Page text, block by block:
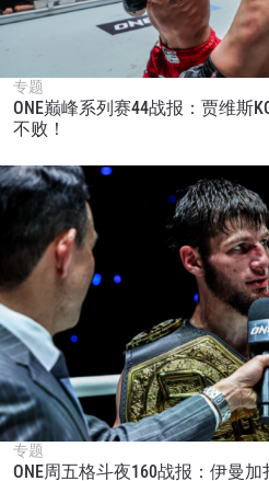
专题
ONE巅峰系列赛44战报：贾维斯
不败！
专题
ONE周五格斗夜160战报：伊曼